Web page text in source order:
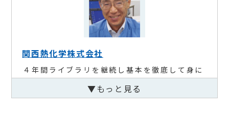
関西熱化学株式会社
４年間ライブラリを継続し基本を徹底して身に
つける ～関西熱化学株式会社
▼もっと見る